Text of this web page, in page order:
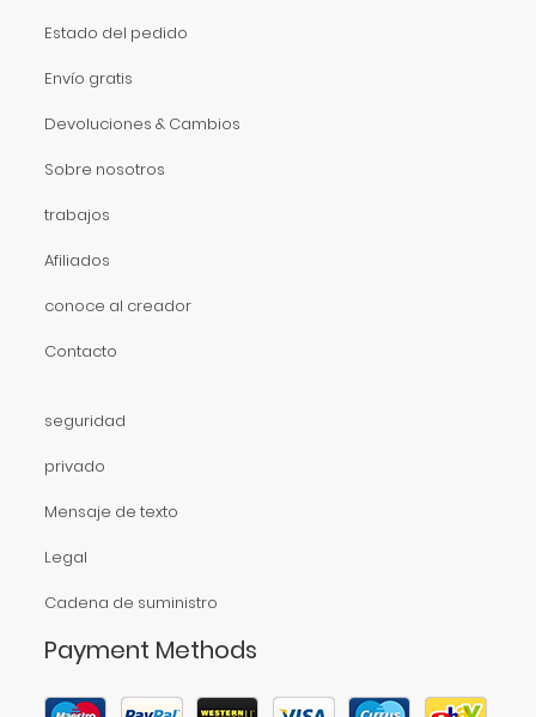
Estado del pedido
Envío gratis
Devoluciones & Cambios
Sobre nosotros
trabajos
Afiliados
conoce al creador
Contacto
seguridad
privado
Mensaje de texto
Legal
Cadena de suministro
Payment Methods